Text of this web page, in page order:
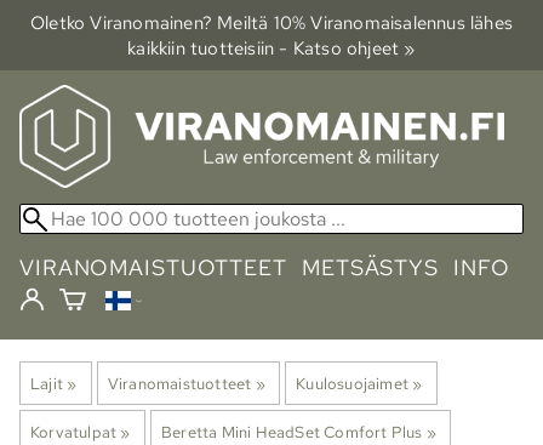
Oletko Viranomainen? Meiltä 10% Viranomais­alennus lähes
kaikkiin tuotteisiin - Katso ohjeet »
VIRANOMAISTUOTTEET METSÄSTYS INFO
Lajit ‪» Viranomaistuotteet ‪» Kuulosuojaimet ‪»
Korvatulpat ‪» Beretta Mini HeadSet Comfort Plus ‪»